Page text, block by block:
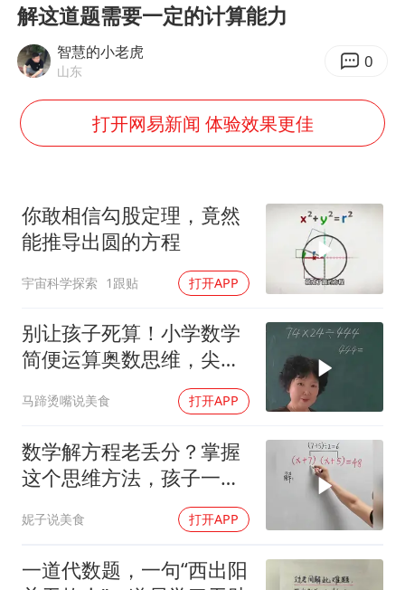
“还不如不放假”
医疗垃圾做手机壳 这也是谋财害命
经销商证实雪佛兰已暂停在华新车销售
部分银行上调存款利率
货车高速制动失灵 交警护航化险为夷
白海豚突然大拐弯 走出罕见路线
下党之路
解这道题需要一定的计算能力
智慧的小老虎
山东 0
打开网易新闻 体验效果更佳
你敢相信勾股定理，竟然
能推导出圆的方程
宇宙科学探索 1跟贴 打开APP
别让孩子死算！小学数学
简便运算奥数思维，尖子
马蹄烫嘴说美食 打开APP
数学解方程老丢分？掌握
这个思维方法，孩子一看
妮子说美食 打开APP
一道代数题，一句“西出阳